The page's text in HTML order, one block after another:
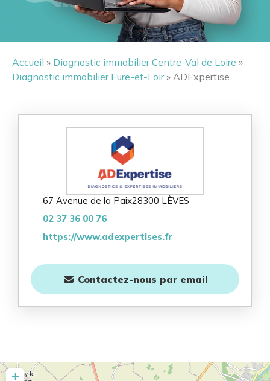
Accueil » Diagnostic immobilier Centre-Val de Loire »
Diagnostic immobilier Eure-et-Loir» ADExpertise
67 Avenue de la Paix28300 LÈVES
02 37 36 00 76
https://www.adexpertises.fr
Contactez-nous par email
+